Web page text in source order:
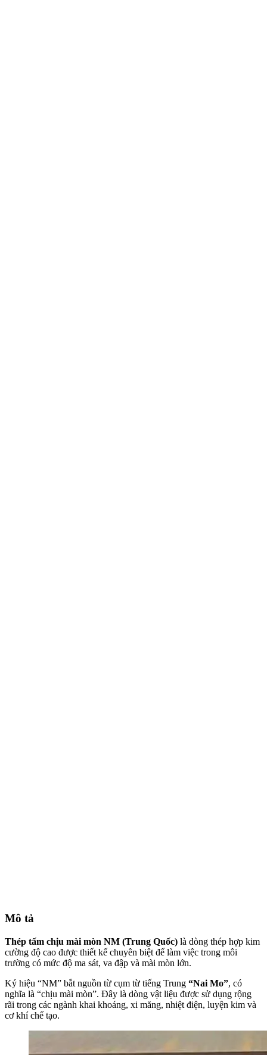
Mô tả
Thép tấm chịu mài mòn NM (Trung Quốc) là dòng thép hợp kim
cường độ cao được thiết kế chuyên biệt để làm việc trong môi
trường có mức độ ma sát, va đập và mài mòn lớn.
Ký hiệu “NM” bắt nguồn từ cụm từ tiếng Trung “Nai Mo”, có
nghĩa là “chịu mài mòn”. Đây là dòng vật liệu được sử dụng rộng
rãi trong các ngành khai khoáng, xi măng, nhiệt điện, luyện kim và
cơ khí chế tạo.